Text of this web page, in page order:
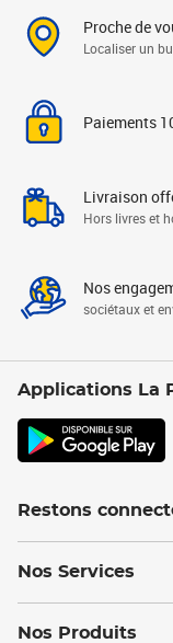
Proche de
Localiser un
Paiements
Livraison
Hors livres et
Nos
sociétaux et
Applications La
Restons
Nos Services
Nos Produits